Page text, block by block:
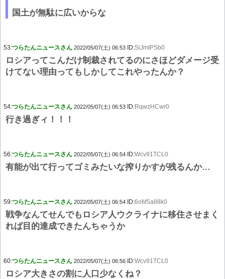
国土が無駄に広いからな
53:つらたんニュースさん 2022/05/07(土) 06:53 ID:SiJmtPSb0
ロシアってこんだけ制裁されてるのにさほどダメージ受
けてない理由ってもしかしてこれやったんか？
54:つらたんニュースさん 2022/05/07(土) 06:53 ID:RqwzHCwr0
行き過ぎィ！！！
56:つらたんニュースさん 2022/05/07(土) 06:54 ID:Wcv91TCL0
有能が出て行ってゴミみたいな搾りかすが残るんか…
59:つらたんニュースさん 2022/05/07(土) 06:54 ID:6oM5a88k0
戦争なんてせんでもロシア人ウクライナに移住させまく
れば目的達成できたんちゃうか
60:つらたんニュースさん 2022/05/07(土) 06:56 ID:Wcv91TCL0
ロシア大きさの割に人口少なくね？